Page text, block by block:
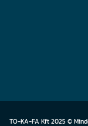
TO-KA-FA Kft 2025 ©